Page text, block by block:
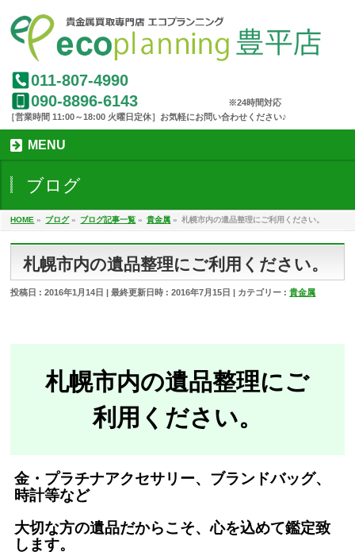
011-807-4990
090-8896-6143
MENU
ブログ
HOME » ブログ» ブログ記事一覧 » 貴金属 » 札幌市内の遺品整理にご利用ください。
札幌市内の遺品整理にご利用ください。
投稿日 : 2016年1月14日 最終更新日時 : 2016年7月15日 カテゴリー :貴金属
札幌市内の遺品整理にご
利用ください。
金・プラチナアクセサリー、ブランドバッグ、
時計等など
大切な方の遺品だからこそ、心を込めて鑑定致
します。